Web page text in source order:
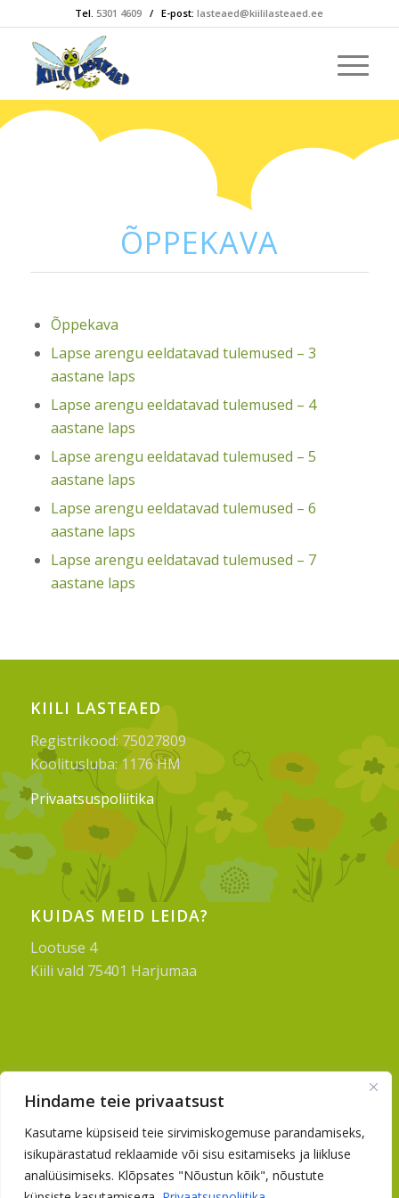
Hindame teie privaatsust
Kasutame küpsiseid teie sirvimiskogemuse parandamiseks,
isikupärastatud reklaamide või sisu esitamiseks ja liikluse
analüüsimiseks. Klõpsates "Nõustun kõik", nõustute
Tel. 5301 4609 / E-post:lasteaed@kiililasteaed.ee
ÕPPEKAVA
Õppekava
Lapse arengu eeldatavad tulemused – 3
aastane laps
Lapse arengu eeldatavad tulemused – 4
aastane laps
Lapse arengu eeldatavad tulemused – 5
aastane laps
Lapse arengu eeldatavad tulemused – 6
aastane laps
Lapse arengu eeldatavad tulemused – 7
aastane laps
KIILI LASTEAED
Registrikood: 75027809
Koolitusluba: 1176 HM
Privaatsuspoliitika
KUIDAS MEID LEIDA?
Lootuse 4
Kiili vald 75401 Harjumaa
E-post:lasteaed@kiililasteaed.ee